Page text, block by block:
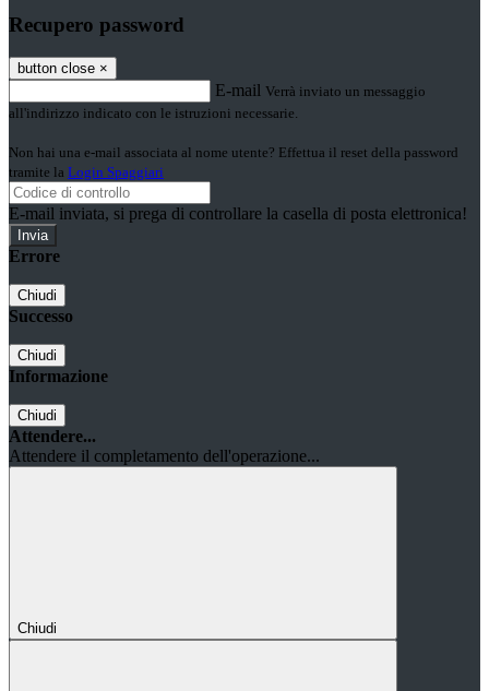
Recupero password
button close ×
E-mail Verrà inviato un messaggio
all'indirizzo indicato con le istruzioni necessarie.
Non hai una e-mail associata al nome utente? Effettua il reset della password
tramite la Login Spaggiari
E-mail inviata, si prega di controllare la casella di posta elettronica!
Errore
Chiudi
Successo
Chiudi
Informazione
Chiudi
Attendere...
Attendere il completamento dell'operazione...
Chiudi